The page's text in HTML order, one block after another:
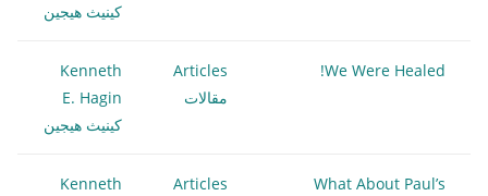
كينيث هيجين
We Were Healed!
Articles
مقالات
Kenneth
E. Hagin
كينيث هيجين
What About Paul’s
Articles
Kenneth